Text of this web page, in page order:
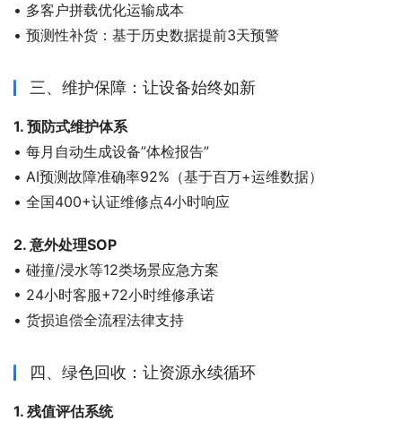
• 多客户拼载优化运输成本
• 预测性补货：基于历史数据提前3天预警
三、维护保障：让设备始终如新
1. 预防式维护体系
• 每月自动生成设备”体检报告”
• AI预测故障准确率92%（基于百万+运维数据）
• 全国400+认证维修点4小时响应
2. 意外处理SOP
• 碰撞/浸水等12类场景应急方案
• 24小时客服+72小时维修承诺
• 货损追偿全流程法律支持
四、绿色回收：让资源永续循环
1. 残值评估系统